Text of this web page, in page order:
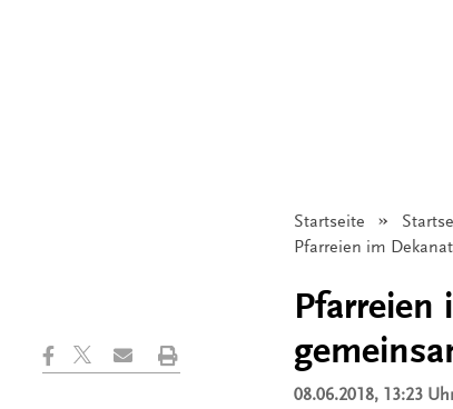
Startseite
Angezeigt:
Pfarreien im
Pfarreien
08.06.2018, 13:23 Uhr